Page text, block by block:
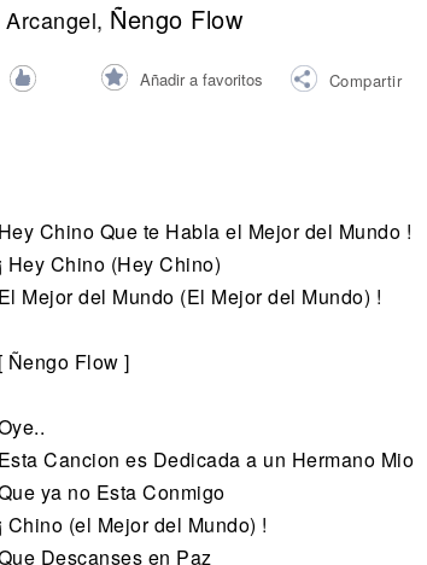
Arcangel, Ñengo Flow
Añadir a favoritos Compartir
Hey Chino Que te Habla el Mejor del Mundo !
¡ Hey Chino (Hey Chino)
El Mejor del Mundo (El Mejor del Mundo) !
[ Ñengo Flow ]
Esta Cancion es Dedicada a un Hermano Mio
ya no Esta Conmigo
¡ Chino (el Mejor del Mundo) !
Descanses en Paz